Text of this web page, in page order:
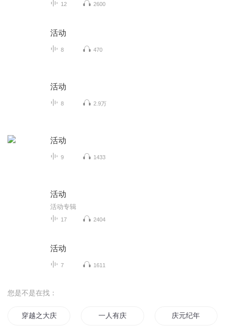
12 2600
活动
8 470
活动
8 2.9万
活动
9 1433
活动
活动专辑
17 2404
活动
7 1611
您是不是在找：
穿越之大庆帝国 一人有庆 庆元纪年